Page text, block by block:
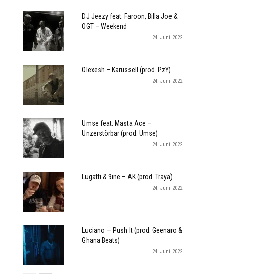
DJ Jeezy feat. Faroon, Billa Joe &
OGT – Weekend
24. Juni 2022
Olexesh – Karussell (prod. PzY)
24. Juni 2022
Umse feat. Masta Ace –
Unzerstörbar (prod. Umse)
24. Juni 2022
Lugatti & 9ine – AK (prod. Traya)
24. Juni 2022
Luciano — Push It (prod. Geenaro &
Ghana Beats)
24. Juni 2022